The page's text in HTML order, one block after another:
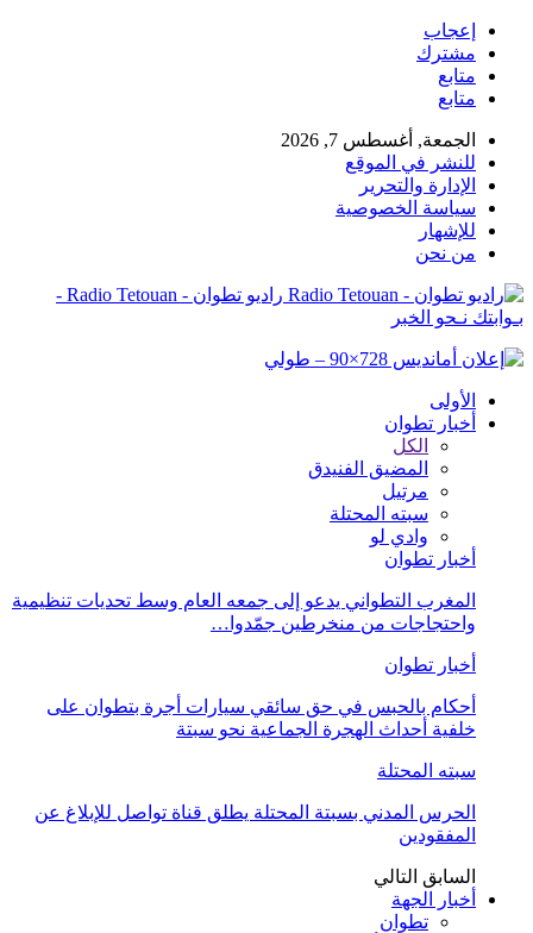
إعجاب
مشترك
متابع
متابع
الجمعة, أغسطس 7, 2026
للنشر في الموقع
الإدارة والتحرير
سياسة الخصوصية
للإشهار
من نحن
راديو تطوان - Radio Tetouan -
بـوابتك نـحو الخبر
الأولى
أخبار تطوان
الكل
المضيق الفنيدق
مرتيل
سبته المحتلة
وادي لو
أخبار تطوان
المغرب التطواني يدعو إلى جمعه العام وسط تحديات تنظيمية
واحتجاجات من منخرطين جمّدوا…
أخبار تطوان
أحكام بالحبس في حق سائقي سيارات أجرة بتطوان على
خلفية أحداث الهجرة الجماعية نحو سبتة
سبته المحتلة
الحرس المدني بسبتة المحتلة يطلق قناة تواصل للإبلاغ عن
المفقودين
السابق التالي
أخبار الجهة
تطوان